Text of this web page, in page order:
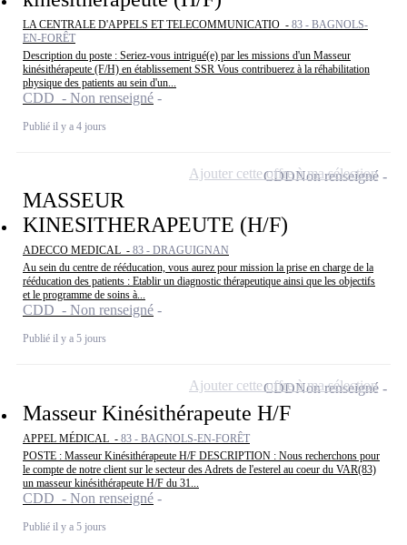
LA CENTRALE D'APPELS ET TELECOMMUNICATIO - 83 - BAGNOLS-
EN-FORÊT
Description du poste : Seriez-vous intrigué(e) par les missions d'un Masseur
kinésithérapeute (F/H) en établissement SSR Vous contribuerez à la réhabilitation
physique des patients au sein d'un...
CDD - Non renseigné
Publié il y a 4 jours
MASSEUR
KINESITHERAPEUTE (H/F)
ADECCO MEDICAL - 83 - DRAGUIGNAN
Au sein du centre de rééducation, vous aurez pour mission la prise en charge de la
rééducation des patients : Etablir un diagnostic thérapeutique ainsi que les objectifs
et le programme de soins à...
CDD - Non renseigné
Publié il y a 5 jours
CDDNon renseigné
Ajouter cette offre à ma sélection
Masseur Kinésithérapeute H/F
APPEL MÉDICAL - 83 - BAGNOLS-EN-FORÊT
POSTE : Masseur Kinésithérapeute H/F DESCRIPTION : Nous recherchons pour
le compte de notre client sur le secteur des Adrets de l'esterel au coeur du VAR(83)
un masseur kinésithérapeute H/F du 31...
CDD - Non renseigné
Publié il y a 5 jours
CDDNon renseigné
Ajouter cette offre à ma sélection